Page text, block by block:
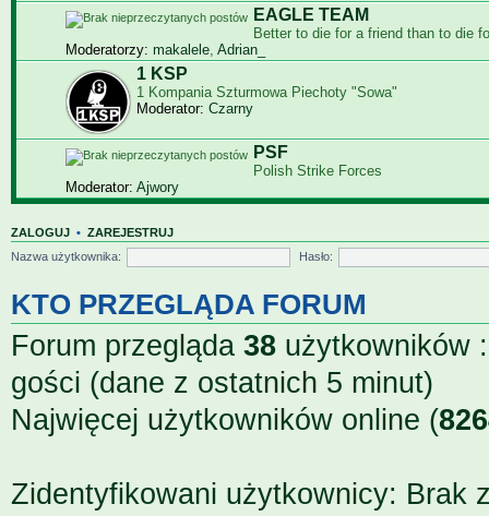
EAGLE TEAM
Bet­ter to die for a friend than to die
Moderatorzy: makalele, Adrian_
1 KSP
1 Kompania Szturmowa Piechoty "Sowa"
Moderator: Czarny
PSF
Polish Strike Forces
Moderator: Ajwory
ZALOGUJ • ZAREJESTRUJ
Nazwa użytkownika:
Hasło:
KTO PRZEGLĄDA FORUM
Forum przegląda 38 użytkowników
gości (dane z ostatnich 5 minut)
Najwięcej użytkowników online (
Zidentyfikowani użytkownicy: Brak